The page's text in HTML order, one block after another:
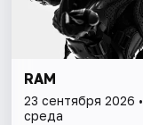
RAM
23 сентября 2026 •
среда